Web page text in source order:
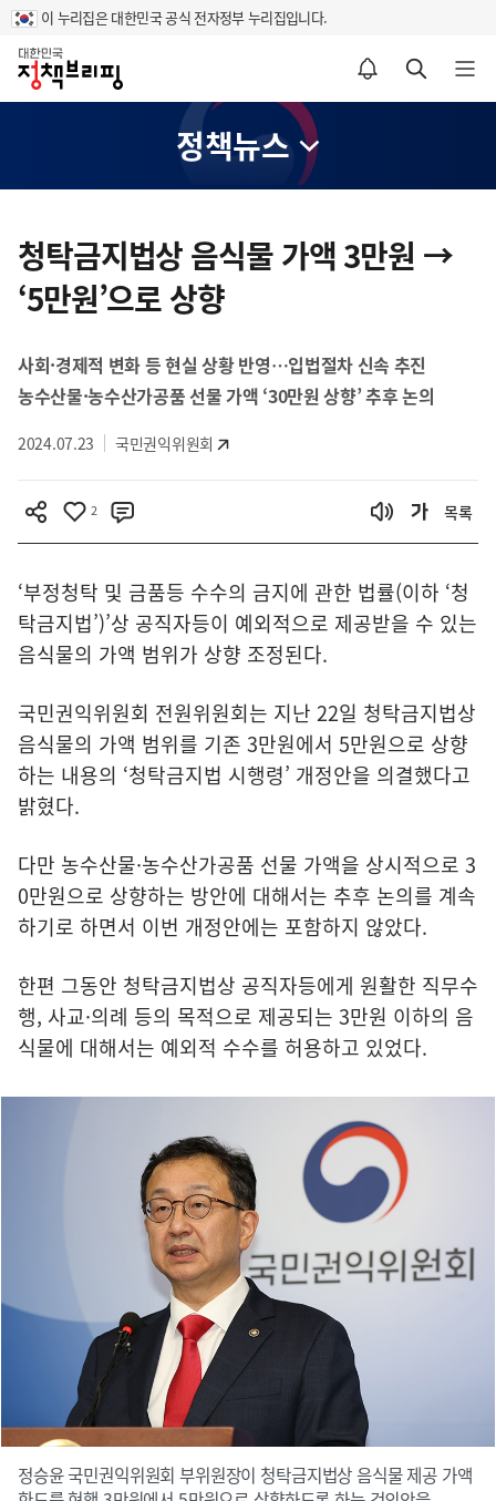
이 누리집은 대한민국 공식 전자정부 누리집입니다.
홈
알림설정 바로가기 검색 바로가기 메뉴 열기
정책뉴스
텐
츠
영
청탁금지법상 음식물 가액 3만원 →
‘5만원’으로 상향
사회·경제적 변화 등 현실 상황 반영…입법절차 신속 추진
농수산물·농수산가공품 선물 가액 ‘30만원 상향’ 추후 논의
2024.07.23 국민권익위원회
2 목록
‘부정청탁 및 금품등 수수의 금지에 관한 법률(이하 ‘청
탁금지법’)’상 공직자등이 예외적으로 제공받을 수 있는
음식물의 가액 범위가 상향 조정된다.
국민권익위원회 전원위원회는 지난 22일 청탁금지법상
음식물의 가액 범위를 기존 3만원에서 5만원으로 상향
하는 내용의 ‘청탁금지법 시행령’ 개정안을 의결했다고
밝혔다.
다만 농수산물·농수산가공품 선물 가액을 상시적으로 3
0만원으로 상향하는 방안에 대해서는 추후 논의를 계속
하기로 하면서 이번 개정안에는 포함하지 않았다.
한편 그동안 청탁금지법상 공직자등에게 원활한 직무수
행, 사교·의례 등의 목적으로 제공되는 3만원 이하의 음
식물에 대해서는 예외적 수수를 허용하고 있었다.
정승윤 국민권익위원회 부위원장이 청탁금지법상 음식물 제공 가액